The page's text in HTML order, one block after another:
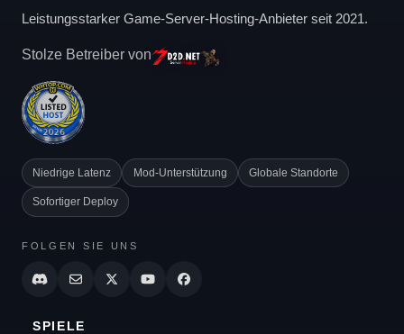
Leistungsstarker Game-Server-Hosting-Anbieter seit 2021.
Stolze Betreiber von
Niedrige Latenz Mod-Unterstützung Globale Standorte
Sofortiger Deploy
FOLGEN SIE UNS
SPIELE